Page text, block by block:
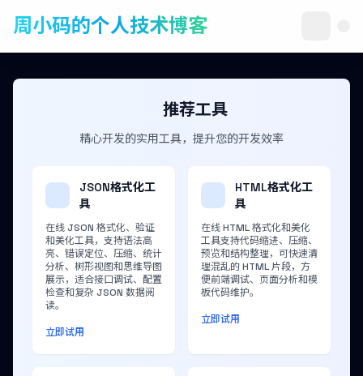
周小码的个人技术博客
推荐工具
精心开发的实用工具，提升您的开发效率
JSON格式化工
具
在线 JSON 格式化、验证
和美化工具，支持语法高
亮、错误定位、压缩、统计
分析、树形视图和思维导图
展示，适合接口调试、配置
检查和复杂 JSON 数据阅
读。
立即试用
HTML格式化工
具
在线 HTML 格式化和美化
工具支持代码缩进、压缩、
预览和结构整理，可快速清
理混乱的 HTML 片段，方
便前端调试、页面分析和模
板代码维护。
立即试用